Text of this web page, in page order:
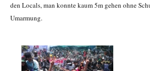
den Locals, man konnte kaum 5m gehen ohne
Umarmung.